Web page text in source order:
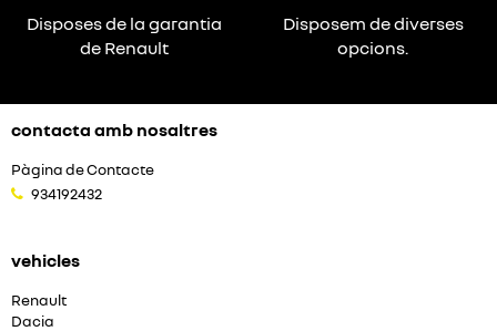
Disposes de la garantia
de Renault
Disposem de diverses
opcions.
contacta amb nosaltres
Pàgina de Contacte
934192432
vehicles
Renault
Dacia